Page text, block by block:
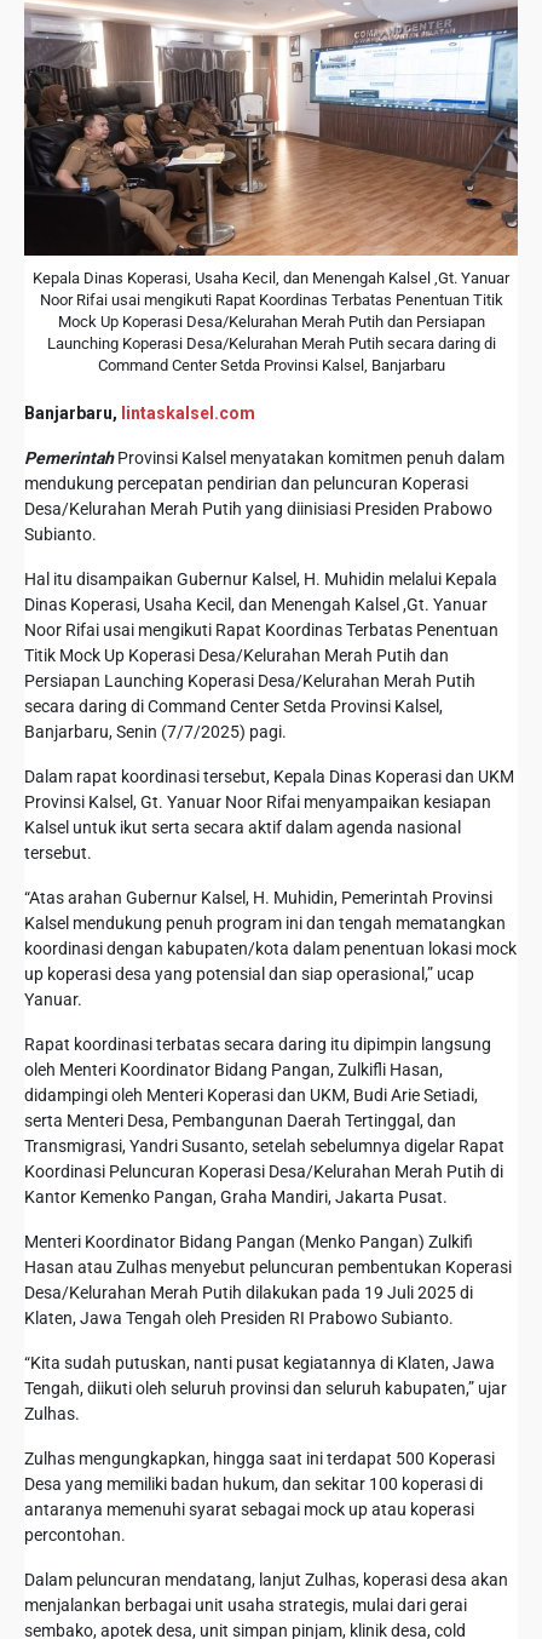
Kepala Dinas Koperasi, Usaha Kecil, dan Menengah Kalsel ,Gt. Yanuar
Noor Rifai usai mengikuti Rapat Koordinas Terbatas Penentuan Titik
Mock Up Koperasi Desa/Kelurahan Merah Putih dan Persiapan
Launching Koperasi Desa/Kelurahan Merah Putih secara daring di
Command Center Setda Provinsi Kalsel, Banjarbaru
Banjarbaru, lintaskalsel.com
PemerintahProvinsi Kalsel menyatakan komitmen penuh dalam
mendukung percepatan pendirian dan peluncuran Koperasi
Desa/Kelurahan Merah Putih yang diinisiasi Presiden Prabowo
Subianto.
Hal itu disampaikan Gubernur Kalsel, H. Muhidin melalui Kepala
Dinas Koperasi, Usaha Kecil, dan Menengah Kalsel ,Gt. Yanuar
Noor Rifai usai mengikuti Rapat Koordinas Terbatas Penentuan
Titik Mock Up Koperasi Desa/Kelurahan Merah Putih dan
Persiapan Launching Koperasi Desa/Kelurahan Merah Putih
secara daring di Command Center Setda Provinsi Kalsel,
Banjarbaru, Senin (7/7/2025) pagi.
Dalam rapat koordinasi tersebut, Kepala Dinas Koperasi dan UKM
Provinsi Kalsel, Gt. Yanuar Noor Rifai menyampaikan kesiapan
Kalsel untuk ikut serta secara aktif dalam agenda nasional
tersebut.
“Atas arahan Gubernur Kalsel, H. Muhidin, Pemerintah Provinsi
Kalsel mendukung penuh program ini dan tengah mematangkan
koordinasi dengan kabupaten/kota dalam penentuan lokasi mock
up koperasi desa yang potensial dan siap operasional,” ucap
Yanuar.
Rapat koordinasi terbatas secara daring itu dipimpin langsung
oleh Menteri Koordinator Bidang Pangan, Zulkifli Hasan,
didampingi oleh Menteri Koperasi dan UKM, Budi Arie Setiadi,
serta Menteri Desa, Pembangunan Daerah Tertinggal, dan
Transmigrasi, Yandri Susanto, setelah sebelumnya digelar Rapat
Koordinasi Peluncuran Koperasi Desa/Kelurahan Merah Putih di
Kantor Kemenko Pangan, Graha Mandiri, Jakarta Pusat.
Menteri Koordinator Bidang Pangan (Menko Pangan) Zulkifi
Hasan atau Zulhas menyebut peluncuran pembentukan Koperasi
Desa/Kelurahan Merah Putih dilakukan pada 19 Juli 2025 di
Klaten, Jawa Tengah oleh Presiden RI Prabowo Subianto.
“Kita sudah putuskan, nanti pusat kegiatannya di Klaten, Jawa
Tengah, diikuti oleh seluruh provinsi dan seluruh kabupaten,” ujar
Zulhas.
Zulhas mengungkapkan, hingga saat ini terdapat 500 Koperasi
Desa yang memiliki badan hukum, dan sekitar 100 koperasi di
antaranya memenuhi syarat sebagai mock up atau koperasi
percontohan.
Dalam peluncuran mendatang, lanjut Zulhas, koperasi desa akan
menjalankan berbagai unit usaha strategis, mulai dari gerai
sembako, apotek desa, unit simpan pinjam, klinik desa, cold